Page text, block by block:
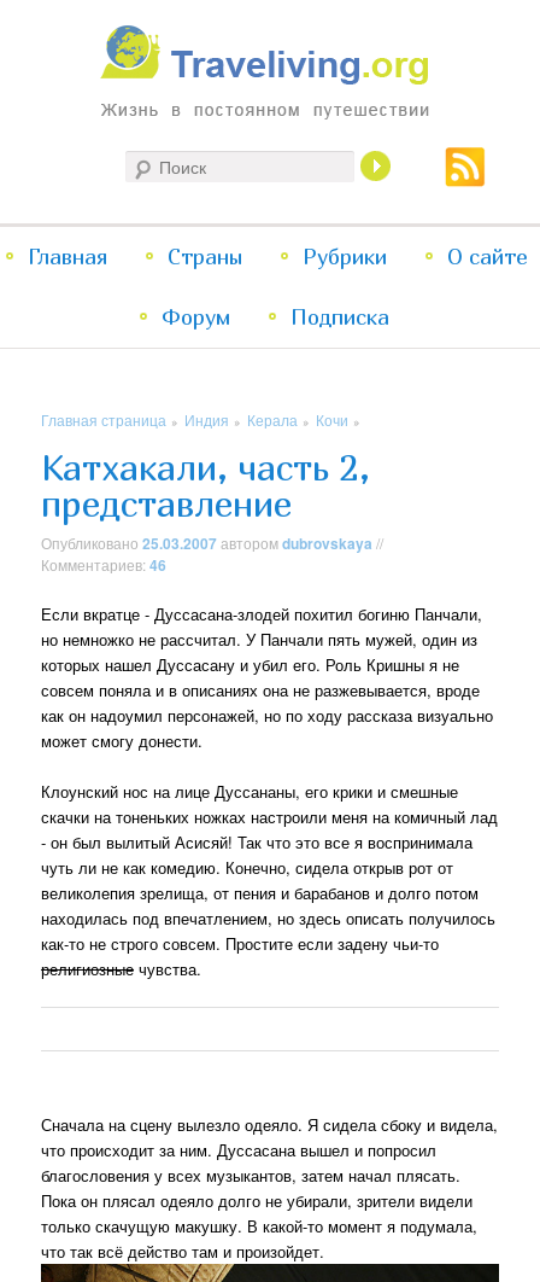
Traveliving
Жизнь в постоянном путешествии
меню
Перейти
к
Перейти
к
Главная Страны Рубрики О сайте
Форум Подписка
Главная страница » Индия » Керала » Кочи »
Катхакали, часть 2,
представление
Опубликовано25.03.2007авторомdubrovskaya //
Комментариев:46
Если вкратце - Дуссасана-злодей похитил богиню Панчали,
но немножко не рассчитал. У Панчали пять мужей, один из
которых нашел Дуссасану и убил его. Роль Кришны я не
совсем поняла и в описаниях она не разжевывается, вроде
как он надоумил персонажей, но по ходу рассказа визуально
может смогу донести.
Клоунский нос на лице Дуссананы, его крики и смешные
скачки на тоненьких ножках настроили меня на комичный лад
- он был вылитый Асисяй! Так что это все я воспринимала
чуть ли не как комедию. Конечно, сидела открыв рот от
великолепия зрелища, от пения и барабанов и долго потом
находилась под впечатлением, но здесь описать получилось
как-то не строго совсем. Простите если задену чьи-то
религиозные чувства.
Сначала на сцену вылезло одеяло. Я сидела сбоку и видела,
что происходит за ним. Дуссасана вышел и попросил
благословения у всех музыкантов, затем начал плясать.
Пока он плясал одеяло долго не убирали, зрители видели
только скачущую макушку. В какой-то момент я подумала,
что так всё действо там и произойдет.